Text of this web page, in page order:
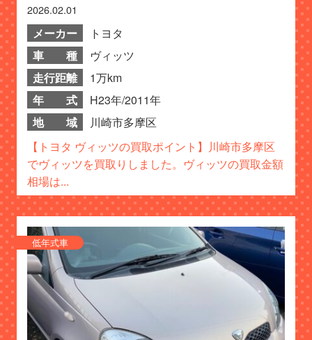
2026.02.01
メーカー
トヨタ
車 種
ヴィッツ
走行距離
1万km
年 式
H23年/2011年
地 域
川崎市多摩区
【トヨタ ヴィッツの買取ポイント】川崎市多摩区
でヴィッツを買取りしました。ヴィッツの買取金額
相場は...
低年式車